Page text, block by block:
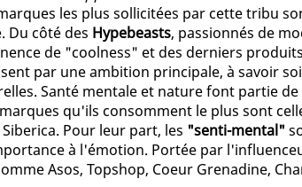
les plus sollicitées par cette tribu
Du côté des Hypebeasts, passionnés de
de "coolness" et des derniers
par une ambition principale, à savoir
Santé mentale et nature font partie de
qu'ils consomment le plus sont
Pour leur part, les "senti-mental"
à l'émotion. Portée par
Asos, Topshop, Coeur Grenadine,